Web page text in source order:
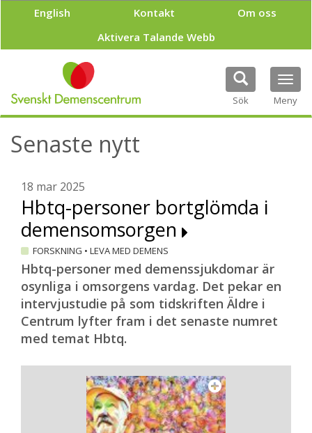
p
l
English Kontakt
Om oss
Aktivera Talande Webb
Sök Meny
Senaste nytt
18 mar 2025
Hbtq-personer bortglömda i
demensomsorgen
FORSKNING • LEVA MED DEMENS
Hbtq-personer med demenssjukdomar är
osynliga i omsorgens vardag. Det pekar en
intervjustudie på som tidskriften Äldre i
Centrum lyfter fram i det senaste numret
med temat Hbtq.